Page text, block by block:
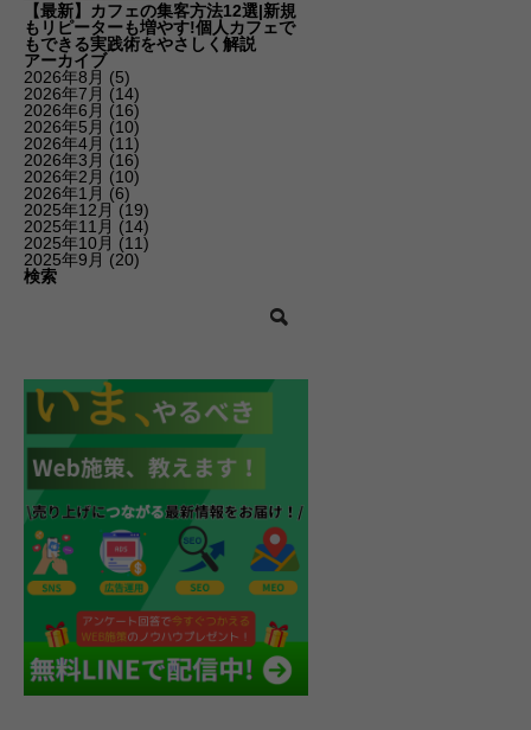
【最新】カフェの集客方法12選|新規
もリピーターも増やす!個人カフェで
もできる実践術をやさしく解説
アーカイブ
2026年8月 (5)
2026年7月 (14)
2026年6月 (16)
2026年5月 (10)
2026年4月 (11)
2026年3月 (16)
2026年2月 (10)
2026年1月 (6)
2025年12月 (19)
2025年11月 (14)
2025年10月 (11)
2025年9月 (20)
検索